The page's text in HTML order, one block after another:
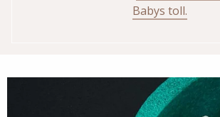
Babys toll.